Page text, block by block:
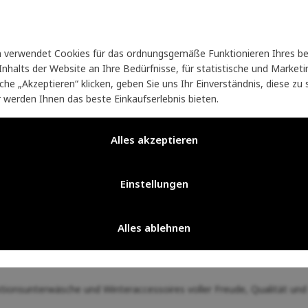
und Winteraccessoires voller Freude, Qualität
verwendet Cookies für das ordnungsgemäße Funktionieren Ihres
der Website an Ihre Bedürfnisse, für statistische und
„Akzeptieren“ klicken, geben Sie uns Ihr Einverständnis, diese zu
Ihnen das beste Einkaufserlebnis bieten.
Alles ablehnen
Einstellungen
Alles akzeptieren